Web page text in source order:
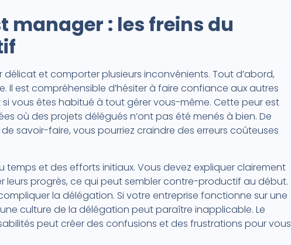
manager : les freins du
et comporter plusieurs inconvénients. Tout d’abord,
est compréhensible d’hésiter à faire confiance aux autres
vous êtes habitué à tout gérer vous-même. Cette peur est
où des projets délégués n’ont pas été menés à bien. De
savoir-faire, vous pourriez craindre des erreurs coûteuses
et des efforts initiaux. Vous devez expliquer clairement
leurs progrès, ce qui peut sembler contre-productif au début.
la délégation. Si votre entreprise fonctionne sur une
culture de la délégation peut paraître inapplicable. Le
peut créer des confusions et des frustrations pour vous